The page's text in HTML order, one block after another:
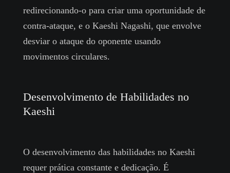
redirecionando-o para criar uma oportunidade de
contra-ataque, e o Kaeshi Nagashi, que envolve
desviar o ataque do oponente usando
movimentos circulares.
Desenvolvimento de Habilidades no
Kaeshi
O desenvolvimento das habilidades no Kaeshi
requer prática constante e dedicação. É